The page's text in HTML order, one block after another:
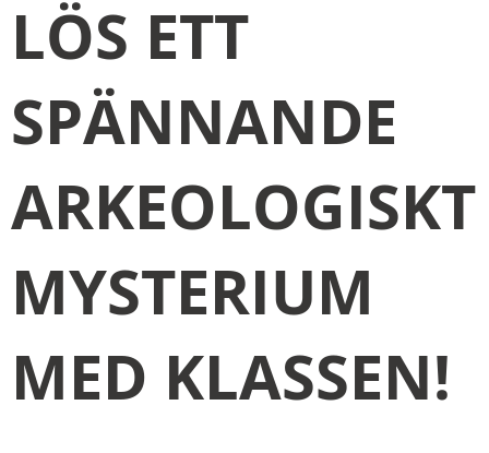
LÖS ETT
SPÄNNANDE
ARKEOLOGISKT
MYSTERIUM
MED KLASSEN!